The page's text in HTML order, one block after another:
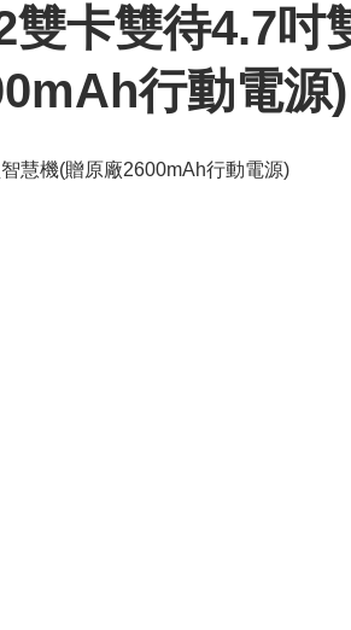
雙卡雙待4.7吋
行動電源)
慧機(贈原廠2600mAh行動電源)